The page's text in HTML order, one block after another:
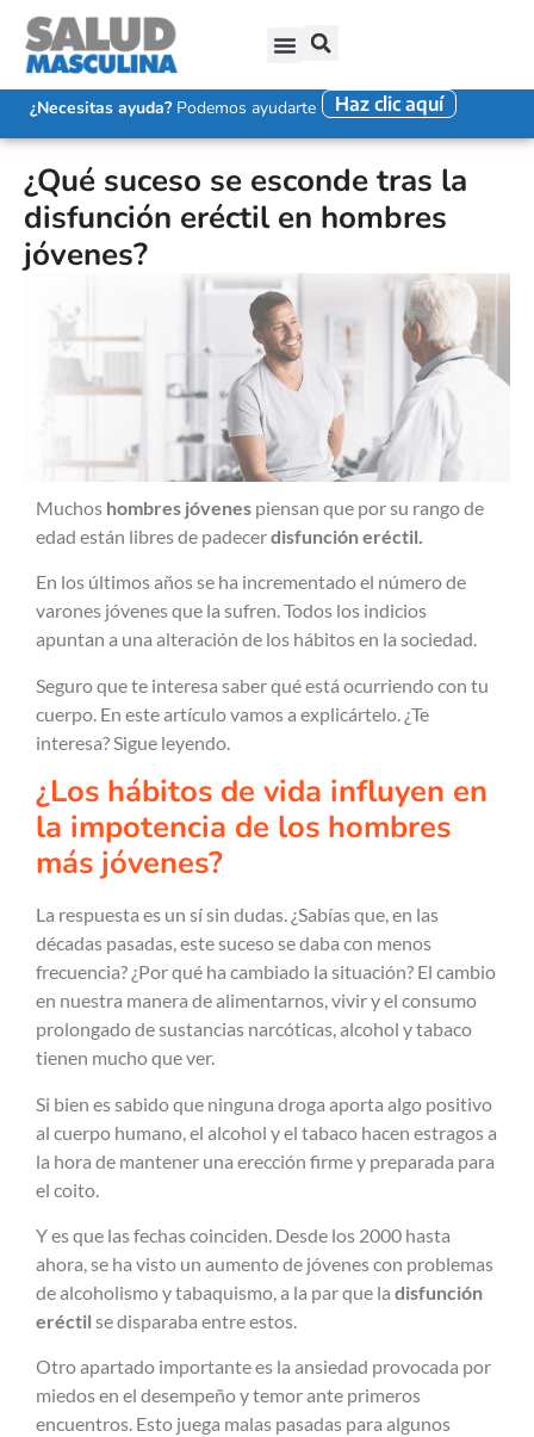
¿Necesitas ayuda?Podemos ayudarte Haz clic aquí
¿Qué suceso se esconde tras la
disfunción eréctil en hombres
jóvenes?
Muchos hombres jóvenes piensan que por su rango de
edad están libres de padecerdisfunción eréctil.
En los últimos años se ha incrementado el número de
varones jóvenes que la sufren. Todos los indicios
apuntan a una alteración de los hábitos en la sociedad.
Seguro que te interesa saber qué está ocurriendo con tu
cuerpo. En este artículo vamos a explicártelo. ¿Te
interesa? Sigue leyendo.
¿Los hábitos de vida influyen en
la impotencia de los hombres
más jóvenes?
La respuesta es un sí sin dudas. ¿Sabías que, en las
décadas pasadas, este suceso se daba con menos
frecuencia? ¿Por qué ha cambiado la situación? El cambio
en nuestra manera de alimentarnos, vivir y el consumo
prolongado de sustancias narcóticas, alcohol y tabaco
tienen mucho que ver.
Si bien es sabido que ninguna droga aporta algo positivo
al cuerpo humano, el alcohol y el tabaco hacen estragos a
la hora de mantener una erección firme y preparada para
el coito.
Y es que las fechas coinciden. Desde los 2000 hasta
ahora, se ha visto un aumento de jóvenes con problemas
de alcoholismo y tabaquismo, a la par que la disfunción
eréctil se disparaba entre estos.
Otro apartado importante es la ansiedad provocada por
miedos en el desempeño y temor ante primeros
encuentros. Esto juega malas pasadas para algunos